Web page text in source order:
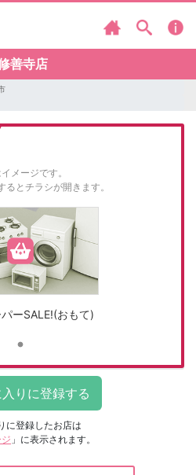
善寺店
メージです。
るとチラシが開きます。
ーSALE!(おもて)
に登録したお店は
」に表示されます。